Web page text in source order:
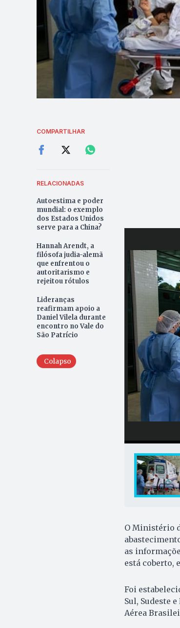
COMPARTILHAR
RELACIONADAS
Autoestima e poder
mundial: o exemplo
dos Estados Unidos
serve para a China?
Hannah Arendt, a
filósofa judia-alemã
que enfrentou o
autoritarismo e
rejeitou rótulos
Lideranças
reafirmam apoio a
Daniel Vilela durante
encontro no Vale do
São Patrício
Colapso
O Ministério
as
está coberto,
Foi
Sul, Sudeste
Aérea